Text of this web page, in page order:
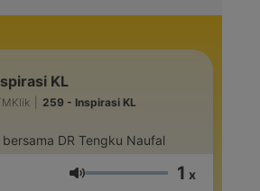
KL
259 - Inspirasi KL
DR Tengku Naufal
Volumen 1 x